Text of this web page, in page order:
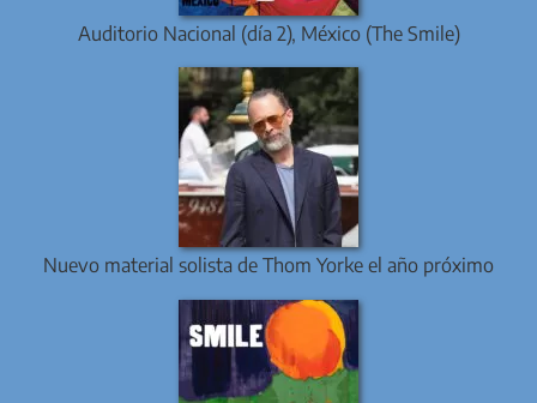
Auditorio Nacional (día 2), México (The Smile)
Nuevo material solista de Thom Yorke el año próximo